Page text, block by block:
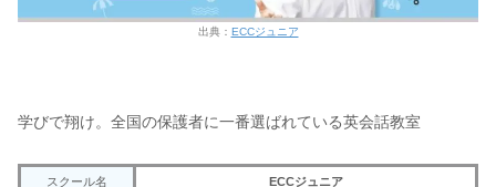
出典： ECCジュニア
学びで翔け。全国の保護者に一番選ばれている英会話教室
スクール名 ECCジュニア